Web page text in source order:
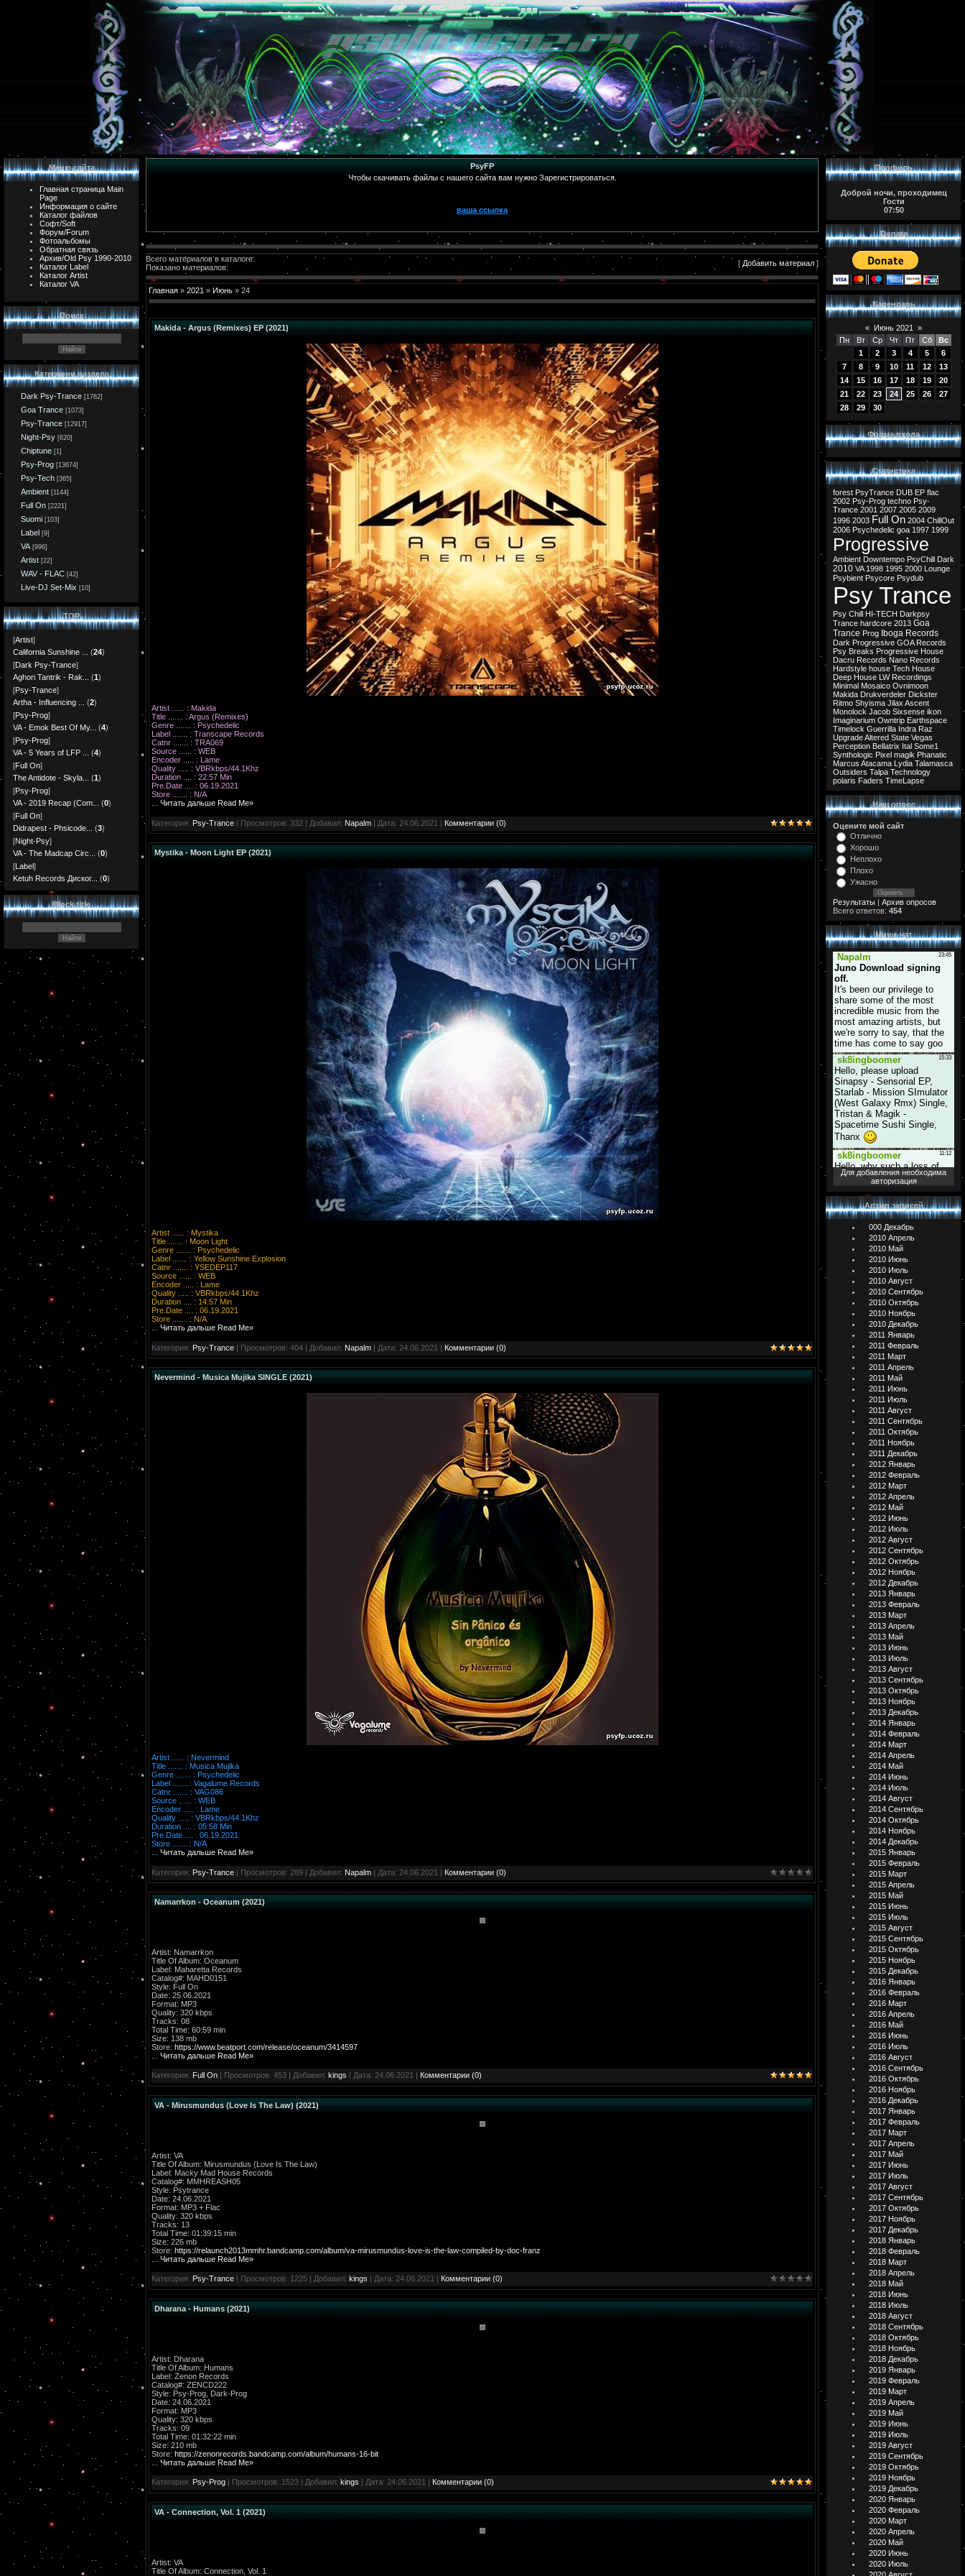
Меню сайта
Главная страница Main
Page
Информация о сайте
Каталог файлов
Софт/Soft
Форум/Forum
Фотоальбомы
Обратная связь
Архив/Old Psy 1990-2010
Каталог Label
Каталог Artist
Каталог VA
Поиск
Категории раздела
Dark Psy-Trance [1762]
Goa Trance [1073]
Psy-Trance [12917]
Night-Psy [620]
Chiptune [1]
Psy-Prog [13674]
Psy-Tech [365]
Ambient [1144]
Full On [2221]
Suomi [103]
Label [9]
VA [996]
Artist [22]
WAV - FLAC [42]
Live-DJ Set-Mix [10]
TOP
[Artist]
California Sunshine ...
(24)
[Dark Psy-Trance]
Aghori Tantrik - Rak...
(1)
[Psy-Trance]
Artha - Influencing ...
(2)
[Psy-Prog]
VA - Emok Best Of My...
(4)
[Psy-Prog]
VA - 5 Years of LFP ...
(4)
[Full On]
The Antidote - Skyla...
(1)
[Psy-Prog]
VA - 2019 Recap (Com...
(0)
[Full On]
Didrapest - Phsicode...
(3)
[Night-Psy]
VA - The Madcap Circ...
(0)
[Label]
Ketuh Records Диског...
(0)
Block title
PsyFP
Чтобы скачивать файлы с нашего сайта вам нужно Зарегистрироваться.
ваша ссылка
Всего материалов в каталоге:
Показано материалов:
[ Добавить материал ]
Главная » 2021 » Июнь » 24
Makida - Argus (Remixes) EP (2021)
Artist ...... : Makida
Title ....... : Argus (Remixes)
Genre ....... : Psychedelic
Label ....... : Transcape Records
Catnr ....... : TRA069
Source ...... : WEB
Encoder ..... : Lame
Quality ..... : VBRkbps/44.1Khz
Duration .... : 22:57 Min
Pre.Date .... : 06.19.2021
Store ....... : N/A
Читать дальше Read Me»
Категория: Psy-Trance | Просмотров: 332 | Добавил: Napalm | Дата: 24.06.2021 | Комментарии (0)
Mystika - Moon Light EP (2021)
Artist ...... : Mystika
Title ....... : Moon Light
Genre ....... : Psychedelic
Label ....... : Yellow Sunshine Explosion
Catnr ....... : YSEDEP117
Source ...... : WEB
Encoder ..... : Lame
Quality ..... : VBRkbps/44.1Khz
Duration .... : 14:57 Min
Pre.Date .... : 06.19.2021
Store ....... : N/A
Читать дальше Read Me»
Категория: Psy-Trance | Просмотров: 404 | Добавил: Napalm | Дата: 24.06.2021 | Комментарии (0)
Nevermind - Musica Mujika SINGLE (2021)
Artist ...... : Nevermind
Title ....... : Musica Mujika
Genre ....... : Psychedelic
Label ....... : Vagalume Records
Catnr ....... : VAG086
Source ...... : WEB
Encoder ..... : Lame
Quality ..... : VBRkbps/44.1Khz
Duration .... : 05:58 Min
Pre.Date .... : 06.19.2021
Store ....... : N/A
Читать дальше Read Me»
Категория: Psy-Trance | Просмотров: 289 | Добавил: Napalm | Дата: 24.06.2021 | Комментарии (0)
Namarrkon - Oceanum (2021)
Artist: Namarrkon
Title Of Album: Oceanum
Label: Maharetta Records
Catalog#: MAHD0151
Style: Full On
Date: 25.06.2021
Format: MP3
Quality: 320 kbps
Tracks: 08
Total Time: 60:59 min
Size: 138 mb
Store: https://www.beatport.com/release/oceanum/3414597
Читать дальше Read Me»
Категория: Full On | Просмотров: 453 | Добавил: kings | Дата: 24.06.2021 Комментарии (0)
VA - Mirusmundus (Love Is The Law) (2021)
Artist: VA
Title Of Album: Mirusmundus (Love Is The Law)
Label: Macky Mad House Records
Catalog#: MMHREASH05
Style: Psytrance
Date: 24.06.2021
Format: MP3 + Flac
Quality: 320 kbps
Tracks: 13
Total Time: 01:39:15 min
Size: 226 mb
Store: https://relaunch2013mmhr.bandcamp.com/album/va-mirusmundus-love-is-the-law-compiled-by-doc-franz
Читать дальше Read Me»
Категория: Psy-Trance | Просмотров: 1225 | Добавил: kings | Дата: 24.06.2021 Комментарии (0)
Dharana - Humans (2021)
Artist: Dharana
Title Of Album: Humans
Label: Zenon Records
Catalog#: ZENCD222
Style: Psy-Prog, Dark-Prog
Date: 24.06.2021
Format: MP3
Quality: 320 kbps
Tracks: 09
Total Time: 01:32:22 min
Size: 210 mb
Store: https://zenonrecords.bandcamp.com/album/humans-16-bit
Читать дальше Read Me»
Категория: Psy-Prog | Просмотров: 1523 | Добавил: kings | Дата: 24.06.2021 Комментарии (0)
VA - Connection, Vol. 1 (2021)
Artist: VA
Title Of Album: Connection, Vol. 1
Профиль
Доброй ночи, проходимец
Гости
07:50
Donate
Календарь
« Июнь 2021
»
Пн
Вт Ср Чт Пт Сб
Вс
1
2 3 4 5
6
7
8 9 10 11 12
13
14
15 16 17 18 19
20
21
22 23 24 25 26
27
28
29 30
Форма входа
Статистика
forest PsyTrance DUB EP flac
2002 Psy-Prog techno Psy-
Trance 2001 2007 2005 2009
1996 2003 Full On 2004 ChillOut
2006 Psychedelic goa 1997 1999
Progressive
Ambient Downtempo PsyChill Dark
2010 VA 1998 1995 2000 Lounge
Psybient Psycore Psydub
Psy Trance
Psy Chill HI-TECH Darkpsy
Trance hardcore 2013 Goa
Trance Prog Iboga Records
Dark Progressive GOA Records
Psy Breaks Progressive House
Dacru Records Nano Records
Hardstyle house Tech House
Deep House LW Recordings
Minimal Mosaico Ovnimoon
Makida Drukverdeler Dickster
Ritmo Shyisma Jilax Ascent
Monolock Jacob Sixsense ikon
Imaginarium Owntrip Earthspace
Timelock Guerrilla Indra Raz
UpgradeAltered State Vegas
Perception Bellatrix Ital Some1
Synthologic Pixel magik Phanatic
Marcus Atacama Lydia Talamasca
Outsiders Talpa Technology
polaris Faders TimeLapse
Наш опрос
Оцените мой сайт
Отлично
Хорошо
Неплохо
Плохо
Ужасно
Результаты | Архив опросов
Всего ответов: 454
Мини-чат
Для добавления необходима
авторизация
Архив записей
000 Декабрь
2010 Апрель
2010 Май
2010 Июнь
2010 Июль
2010 Август
2010 Сентябрь
2010 Октябрь
2010 Ноябрь
2010 Декабрь
2011 Январь
2011 Февраль
2011 Март
2011 Апрель
2011 Май
2011 Июнь
2011 Июль
2011 Август
2011 Сентябрь
2011 Октябрь
2011 Ноябрь
2011 Декабрь
2012 Январь
2012 Февраль
2012 Март
2012 Апрель
2012 Май
2012 Июнь
2012 Июль
2012 Август
2012 Сентябрь
2012 Октябрь
2012 Ноябрь
2012 Декабрь
2013 Январь
2013 Февраль
2013 Март
2013 Апрель
2013 Май
2013 Июнь
2013 Июль
2013 Август
2013 Сентябрь
2013 Октябрь
2013 Ноябрь
2013 Декабрь
2014 Январь
2014 Февраль
2014 Март
2014 Апрель
2014 Май
2014 Июнь
2014 Июль
2014 Август
2014 Сентябрь
2014 Октябрь
2014 Ноябрь
2014 Декабрь
2015 Январь
2015 Февраль
2015 Март
2015 Апрель
2015 Май
2015 Июнь
2015 Июль
2015 Август
2015 Сентябрь
2015 Октябрь
2015 Ноябрь
2015 Декабрь
2016 Январь
2016 Февраль
2016 Март
2016 Апрель
2016 Май
2016 Июнь
2016 Июль
2016 Август
2016 Сентябрь
2016 Октябрь
2016 Ноябрь
2016 Декабрь
2017 Январь
2017 Февраль
2017 Март
2017 Апрель
2017 Май
2017 Июнь
2017 Июль
2017 Август
2017 Сентябрь
2017 Октябрь
2017 Ноябрь
2017 Декабрь
2018 Январь
2018 Февраль
2018 Март
2018 Апрель
2018 Май
2018 Июнь
2018 Июль
2018 Август
2018 Сентябрь
2018 Октябрь
2018 Ноябрь
2018 Декабрь
2019 Январь
2019 Февраль
2019 Март
2019 Апрель
2019 Май
2019 Июнь
2019 Июль
2019 Август
2019 Сентябрь
2019 Октябрь
2019 Ноябрь
2019 Декабрь
2020 Январь
2020 Февраль
2020 Март
2020 Апрель
2020 Май
2020 Июнь
2020 Июль